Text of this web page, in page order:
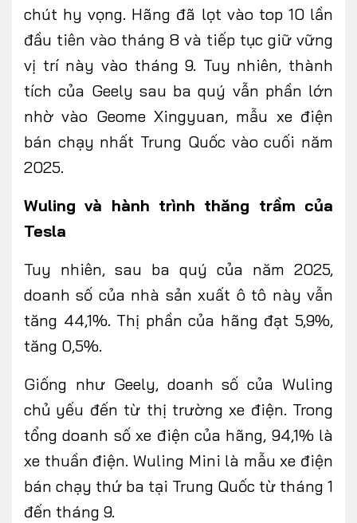
chút hy vọng. Hãng đã lọt vào top 10 lần
đầu tiên vào tháng 8 và tiếp tục giữ vững
vị trí này vào tháng 9. Tuy nhiên, thành
tích của Geely sau ba quý vẫn phần lớn
nhờ vào Geome Xingyuan, mẫu xe điện
bán chạy nhất Trung Quốc vào cuối năm
2025.
Wuling và hành trình thăng trầm của
Tesla
Tuy nhiên, sau ba quý của năm 2025,
doanh số của nhà sản xuất ô tô này vẫn
tăng 44,1%. Thị phần của hãng đạt 5,9%,
tăng 0,5%.
Giống như Geely, doanh số của Wuling
chủ yếu đến từ thị trường xe điện. Trong
tổng doanh số xe điện của hãng, 94,1% là
xe thuần điện. Wuling Mini là mẫu xe điện
bán chạy thứ ba tại Trung Quốc từ tháng 1
đến tháng 9.